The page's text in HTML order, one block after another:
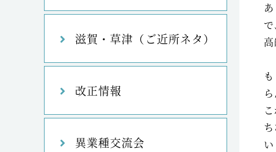
滋賀・草津（ご近所ネタ）
改正情報
異業種交流会